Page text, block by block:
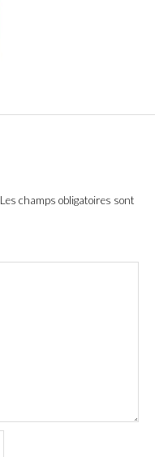
Les champs obligatoires sont